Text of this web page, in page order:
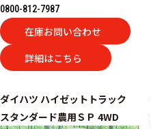
0800-812-7987
在庫お問い合わせ
詳細はこちら
ダイハツ ハイゼットトラック
スタンダード農用ＳＰ 4WD